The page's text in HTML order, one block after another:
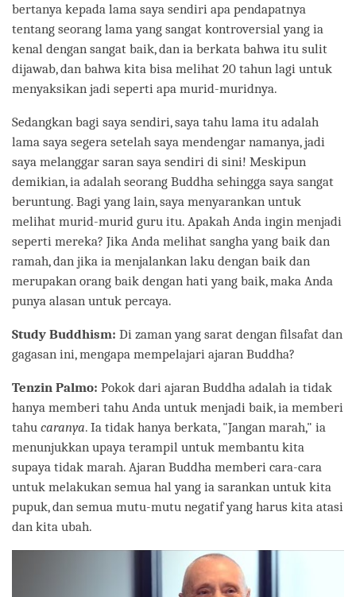
bertanya kepada lama saya sendiri apa pendapatnya
tentang seorang lama yang sangat kontroversial yang ia
kenal dengan sangat baik, dan ia berkata bahwa itu sulit
dijawab, dan bahwa kita bisa melihat 20 tahun lagi untuk
menyaksikan jadi seperti apa murid-muridnya.
Sedangkan bagi saya sendiri, saya tahu lama itu adalah
lama saya segera setelah saya mendengar namanya, jadi
saya melanggar saran saya sendiri di sini! Meskipun
demikian, ia adalah seorang Buddha sehingga saya sangat
beruntung. Bagi yang lain, saya menyarankan untuk
melihat murid-murid guru itu. Apakah Anda ingin menjadi
seperti mereka? Jika Anda melihat sangha yang baik dan
ramah, dan jika ia menjalankan laku dengan baik dan
merupakan orang baik dengan hati yang baik, maka Anda
punya alasan untuk percaya.
Study Buddhism: Di zaman yang sarat dengan filsafat dan
gagasan ini, mengapa mempelajari ajaran Buddha?
Tenzin Palmo: Pokok dari ajaran Buddha adalah ia tidak
hanya memberi tahu Anda untuk menjadi baik, ia memberi
tahu caranya. Ia tidak hanya berkata, "Jangan marah," ia
menunjukkan upaya terampil untuk membantu kita
supaya tidak marah. Ajaran Buddha memberi cara-cara
untuk melakukan semua hal yang ia sarankan untuk kita
pupuk, dan semua mutu-mutu negatif yang harus kita atasi
dan kita ubah.